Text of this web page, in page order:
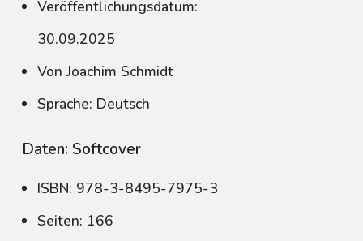
Veröffentlichungsdatum:
30.09.2025
Von Joachim Schmidt
Sprache: Deutsch
Daten: Softcover
ISBN: 978-3-8495-7975-3
Seiten: 166